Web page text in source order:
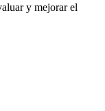
y mejorar el